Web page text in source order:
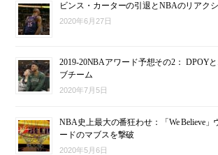
ビンス・カーターの引退とNBAのリアク
2020年6月27日
2019-20NBAアワード予想その2： DPOY
ブチーム
2020年7月5日
NBA史上最大の番狂わせ：「We Believe」
ードのマブスを撃破
2020年5月6日